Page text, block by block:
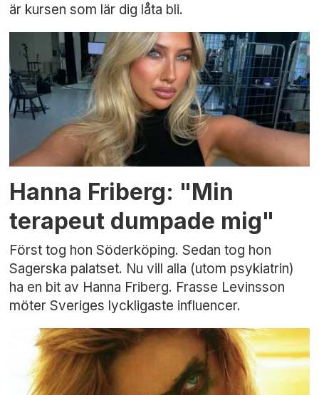
är kursen som lär dig låta bli.
Hanna Friberg: "Min
terapeut dumpade mig"
Först tog hon Söderköping. Sedan tog hon
Sagerska palatset. Nu vill alla (utom psykiatrin)
ha en bit av Hanna Friberg. Frasse Levinsson
möter Sveriges lyckligaste influencer.